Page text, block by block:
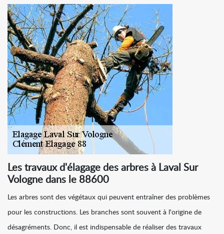
Les travaux d'élagage des arbres à Laval Sur
Vologne dans le 88600
Les arbres sont des végétaux qui peuvent entraîner des problèmes
pour les constructions. Les branches sont souvent à l'origine de
désagréments. Donc, il est indispensable de réaliser des travaux